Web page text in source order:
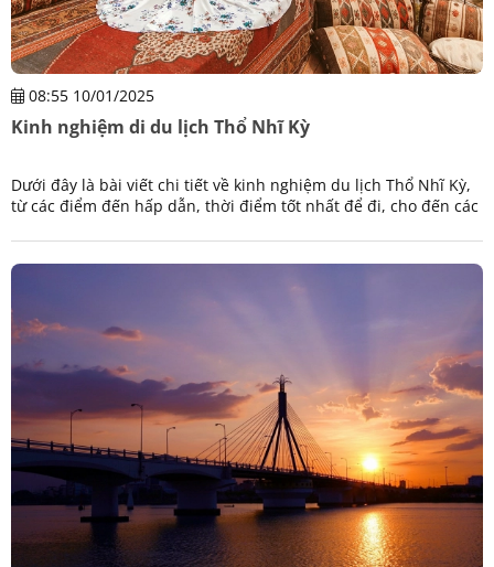
08:55 10/01/2025
Kinh nghiệm di du lịch Thổ Nhĩ Kỳ
Dưới đây là bài viết chi tiết về kinh nghiệm du lịch Thổ Nhĩ Kỳ,
từ các điểm đến hấp dẫn, thời điểm tốt nhất để đi, cho đến các
nào, cứ cho mình biết nhé!